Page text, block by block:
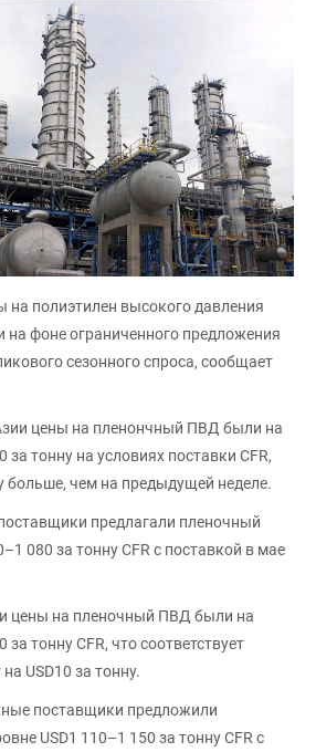
на полиэтилен высокого давления
фоне ограниченного предложения
сезонного спроса, сообщает
цены на пленончный ПВД были на
за тонну на условиях поставки CFR,
больше, чем на предыдущей неделе.
предлагали пленочный
080 за тонну CFR с поставкой в мае
цены на пленочный ПВД были на
за тонну CFR, что соответствует
USD10 за тонну.
поставщики предложили
USD1 110–1 150 за тонну CFR с